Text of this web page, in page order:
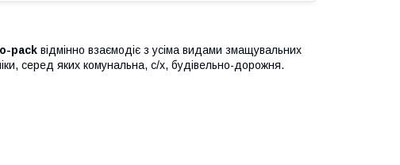
pack відмінно взаємодіє з усіма видами змащувальних
серед яких комунальна, с/х, будівельно-дорожня.